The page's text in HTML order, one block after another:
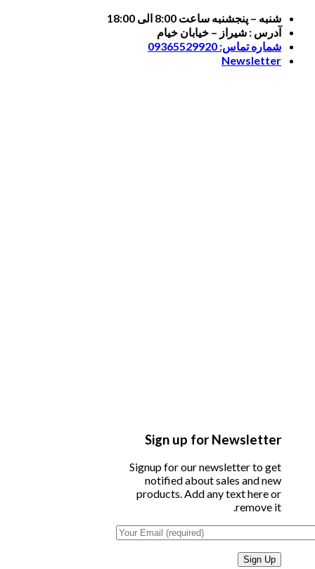
Skip
content
شنبه – پنجشنبه ساعت 8:00 الی 18:00
آدرس : شیراز – خیابان خیام
شماره تماس: 09365529920
Newsletter
Sign up for Newsletter
Signup for our newsletter to get
notified about sales and new
products. Add any text here or
remove it.